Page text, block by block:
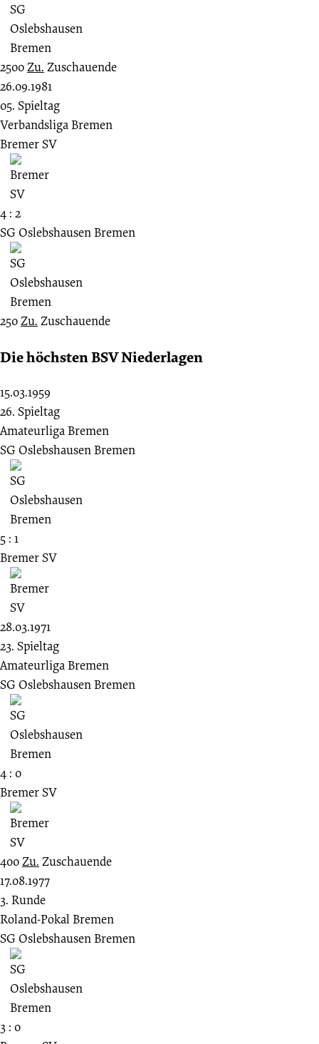
2500Zu. Zuschauende
26.09.1981
05. Spieltag
Verbandsliga Bremen
Bremer SV
4 : 2
SG Oslebshausen Bremen
250Zu. Zuschauende
Die höchsten BSV Niederlagen
15.03.1959
26. Spieltag
Amateurliga Bremen
SG Oslebshausen Bremen
5 : 1
Bremer SV
28.03.1971
23. Spieltag
Amateurliga Bremen
SG Oslebshausen Bremen
4 : 0
Bremer SV
400Zu. Zuschauende
17.08.1977
3. Runde
Roland-Pokal Bremen
SG Oslebshausen Bremen
3 : 0